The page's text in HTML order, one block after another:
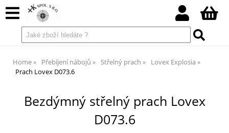
Home Přebíjení nábojů Střelný prach
Lovex Explosia
Prach Lovex D073.6
Bezdýmný střelný prach Lovex
D073.6